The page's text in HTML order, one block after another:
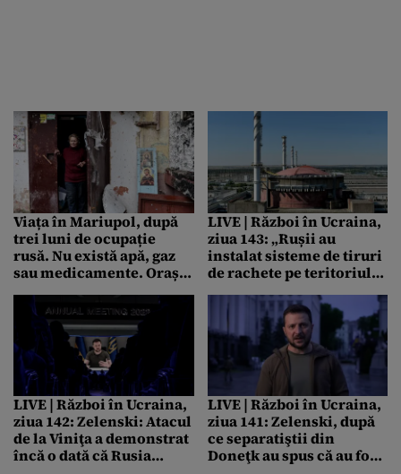
Viața în Mariupol, după
trei luni de ocupație
rusă. Nu există apă, gaz
sau medicamente. Orașul
Jdanov, în onoarea unui
politician stalinist
LIVE | Război în Ucraina,
ziua 143: „Rușii au
instalat sisteme de tiruri
de rachete pe teritoriul
Zaporojie şi de acolo
lovesc”, spun oficiali
ucraineni
LIVE | Război în Ucraina,
ziua 142: Zelenski: Atacul
de la Viniţa a demonstrat
încă o dată că Rusia
LIVE | Război în Ucraina,
ziua 141: Zelenski, după
ce separatiştii din
Doneţk au spus că au fost